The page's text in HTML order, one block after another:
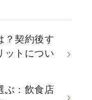
？契約後す
ットについ
ぶ：飲食店